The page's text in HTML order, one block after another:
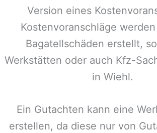
Version eines
Kostenvoranschläge
Bagatellschäden erstellt,
Werkstätten oder auch Kfz-
in Wiehl.
Ein Gutachten kann eine
erstellen, da diese nur von